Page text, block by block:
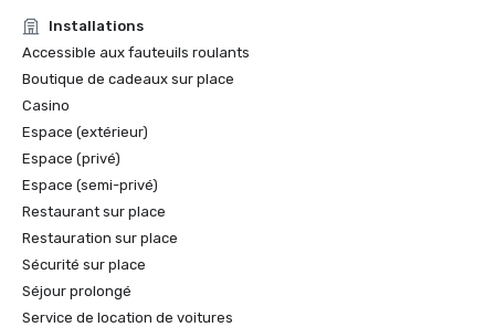
Installations
Accessible aux fauteuils roulants
Boutique de cadeaux sur place
Casino
Espace (extérieur)
Espace (privé)
Espace (semi-privé)
Restaurant sur place
Restauration sur place
Sécurité sur place
Séjour prolongé
Service de location de voitures